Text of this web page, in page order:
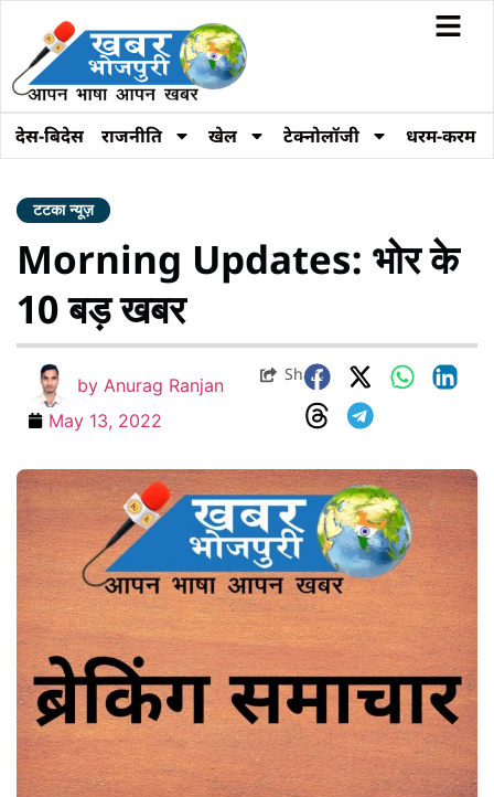
देस-बिदेस राजनीति खेल टेक्नोलॉजी धरम-करम
टटका न्यूज़
Morning Updates: भोर के
10 बड़ खबर
by Anurag Ranjan
May 13, 2022
Share